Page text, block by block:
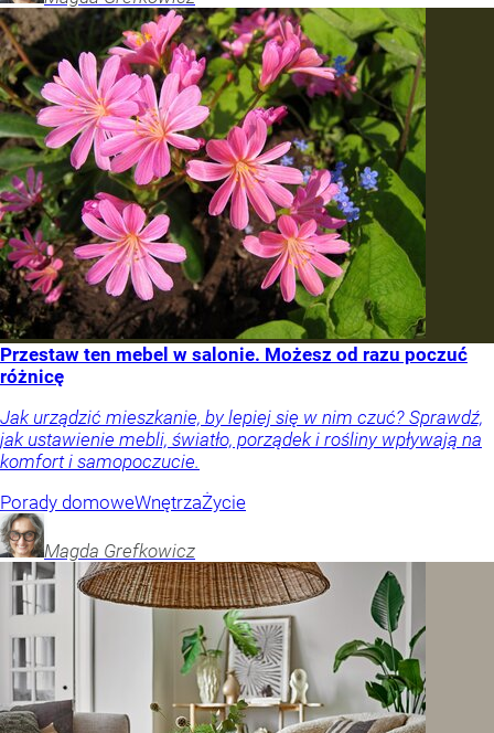
Przestaw ten mebel w salonie. Możesz od razu poczuć
różnicę
Jak urządzić mieszkanie, by lepiej się w nim czuć? Sprawdź,
jak ustawienie mebli, światło, porządek i rośliny wpływają na
komfort i samopoczucie.
Porady domoweWnętrzaŻycie
Magda Grefkowicz